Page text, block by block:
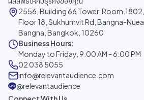
2556, Building 66 Tower, Room.1802,
Floor 18, Sukhumvit Rd, Bangna-Nuea,
Bangna, Bangkok, 10260
Business Hours:
Monday to Friday, 9:00 AM - 6:00 PM
02 038 5055
info@relevantaudience.com
@relevantaudience